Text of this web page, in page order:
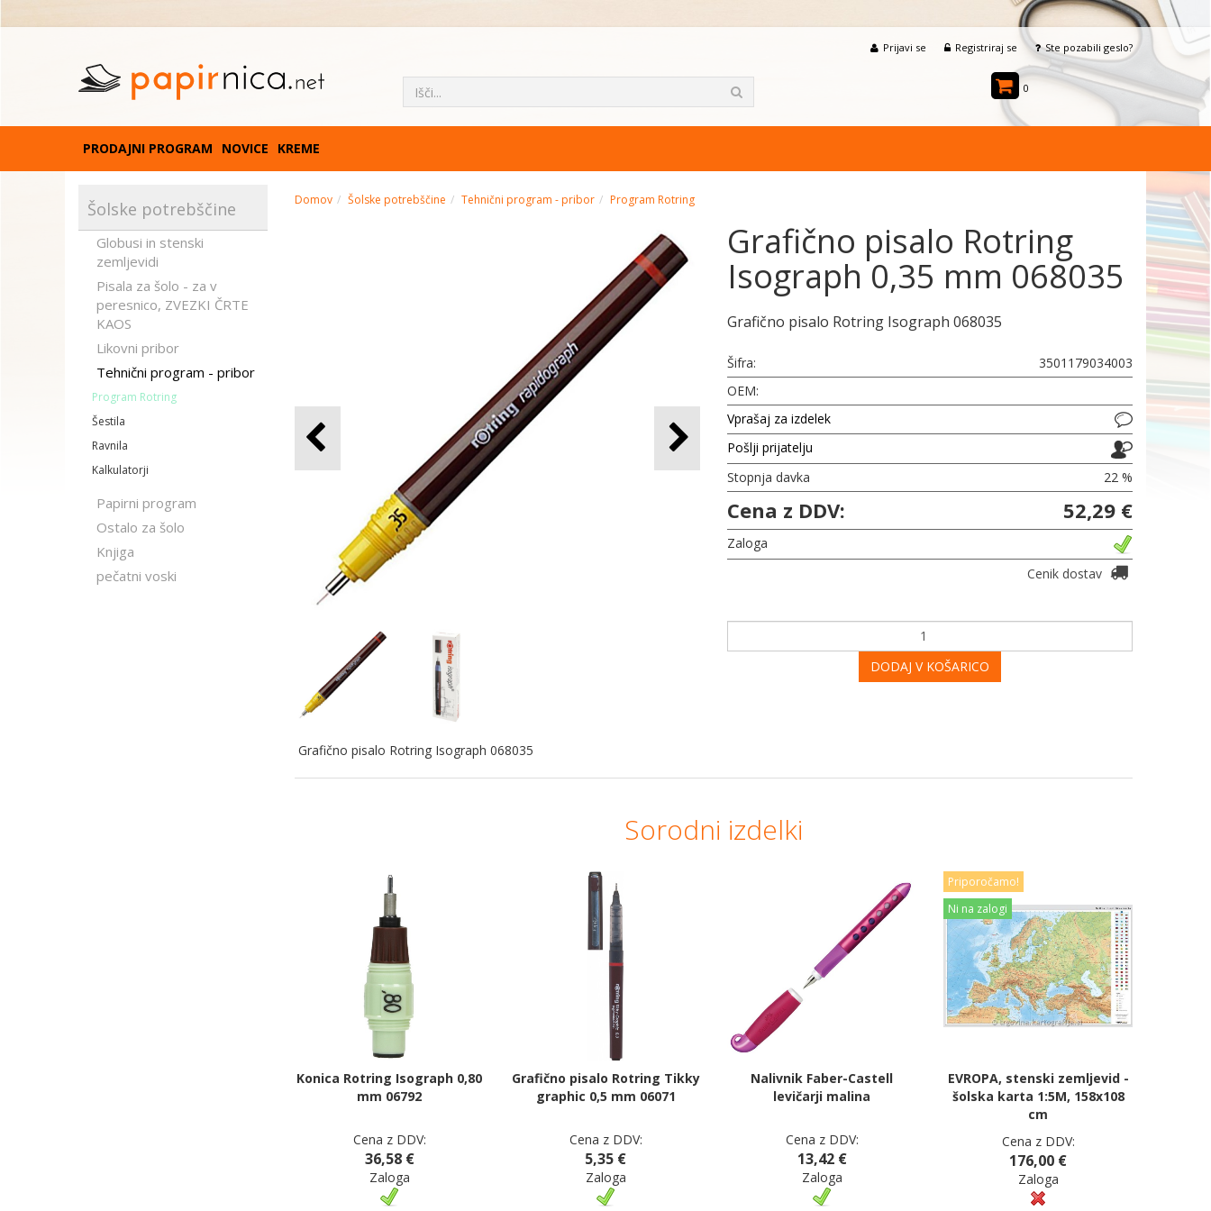
Prijavi se Registriraj se Ste pozabili geslo?
0
PRODAJNI PROGRAM NOVICE KREME
Šolske potrebščine
Globusi in stenski
zemljevidi
Pisala za šolo - za v
peresnico, ZVEZKI ČRTE
KAOS
Likovni pribor
Tehnični program - pribor
Program Rotring
Šestila
Ravnila
Kalkulatorji
Papirni program
Ostalo za šolo
Knjiga
pečatni voski
Domov Šolske potrebščine Tehnični program - pribor Program Rotring
Grafično pisalo Rotring
Isograph 0,35 mm 068035
Grafično pisalo Rotring Isograph 068035
Šifra:
3501179034003
OEM:
Vprašaj za izdelek
Pošlji prijatelju
Stopnja davka
22 %
Cena z DDV: 52,29 €
Zaloga
Cenik dostav
DODAJ V KOŠARICO
Grafično pisalo Rotring Isograph 068035
Sorodni izdelki
Konica Rotring Isograph 0,80
mm 06792
Cena z DDV:
36,58 €
Zaloga
Grafično pisalo Rotring Tikky
graphic 0,5 mm 06071
Cena z DDV:
5,35 €
Zaloga
Nalivnik Faber-Castell
levičarji malina
Cena z DDV:
13,42 €
Zaloga
Ni na zalogi
Priporočamo!
EVROPA, stenski zemljevid -
šolska karta 1:5M, 158x108
cm
Cena z DDV:
176,00 €
Zaloga